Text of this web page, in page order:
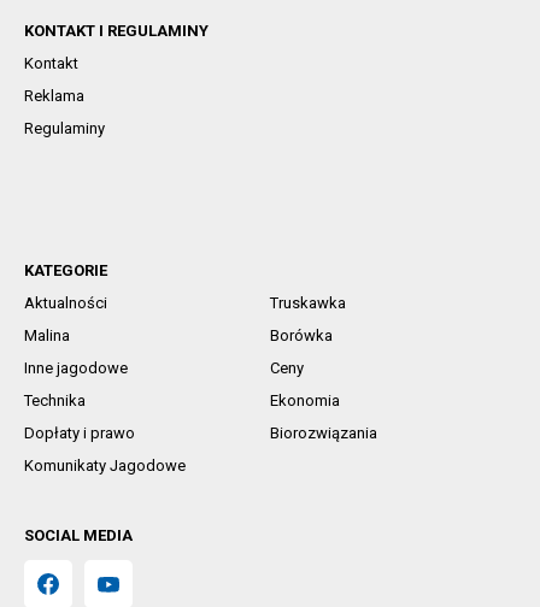
KONTAKT I REGULAMINY
Kontakt
Reklama
Regulaminy
KATEGORIE
Aktualności
Truskawka
Malina
Borówka
Inne jagodowe
Ceny
Technika
Ekonomia
Dopłaty i prawo
Biorozwiązania
Komunikaty Jagodowe
SOCIAL MEDIA